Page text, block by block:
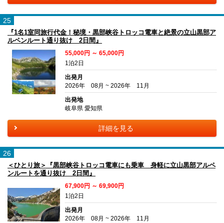
25
『1名1室同旅行代金！秘境・黒部峡谷トロッコ電車と絶景の立山黒部ア
ルペンルート通り抜け 2日間』
55,000円 ～ 65,000円
1泊2日
出発月
2026年 08月 ~ 2026年 11月
出発地
岐阜県 愛知県
詳細を見る
26
＜ひとり旅＞『黒部峡谷トロッコ電車にも乗車 身軽に立山黒部アルペ
ンルートを通り抜け 2日間』
67,900円 ～ 69,900円
1泊2日
出発月
2026年 08月 ~ 2026年 11月